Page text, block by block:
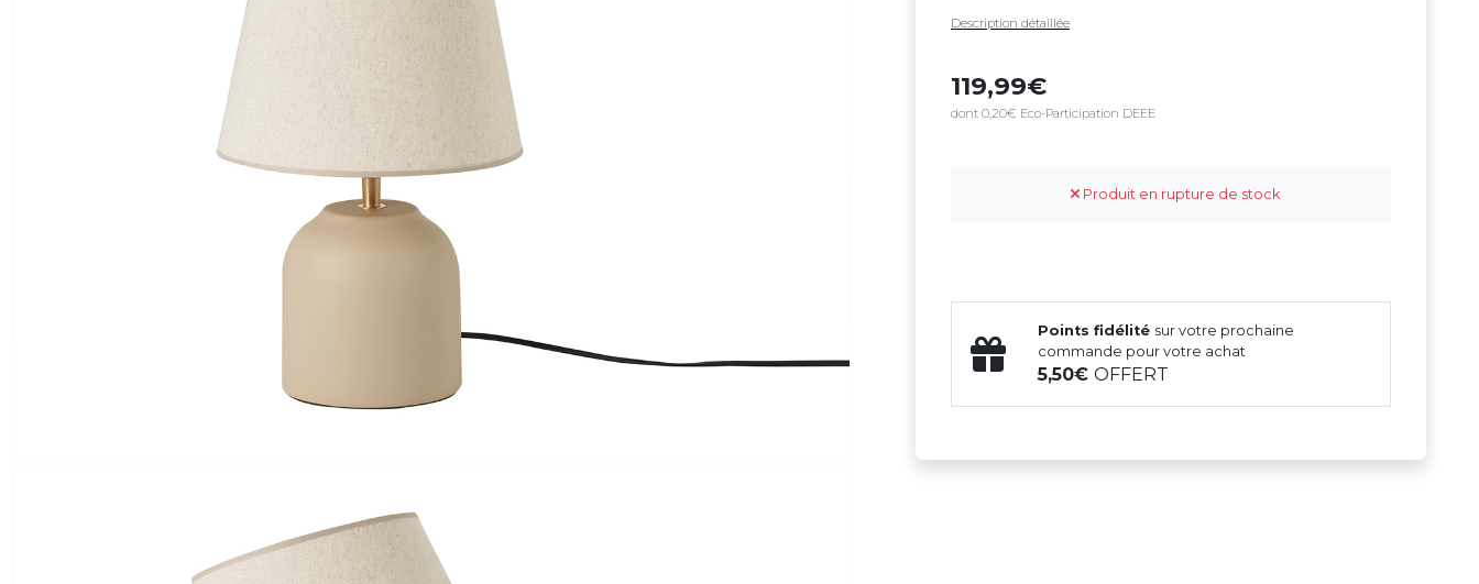
Description détaillée
119,99
dont 0,20€ Eco-Participation DEEE
Produit en rupture de stock
Points fidélité sur votre prochaine
commande pour votre achat
5,50OFFERT